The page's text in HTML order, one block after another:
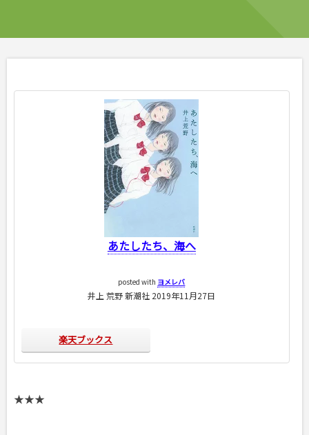
あたしたち、海へ
posted with ヨメレバ
井上 荒野 新潮社 2019年11月27日
楽天ブックス
★★★